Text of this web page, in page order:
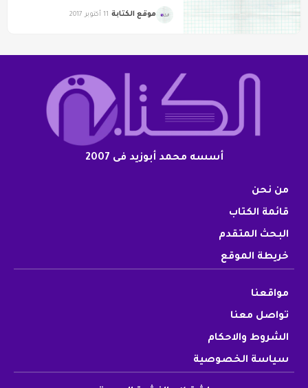
موقع الكتابة 11 أكتوبر 2017
أسسه محمد أبوزيد فى 2007
من نحن
قائمة الكتاب
البحث المتقدم
خريطة الموقع
مواقعنا
تواصل معنا
الشروط والاحكام
سياسة الخصوصية